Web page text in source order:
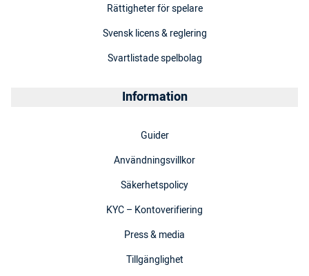
Rättigheter för spelare
Svensk licens & reglering
Svartlistade spelbolag
Information
Guider
Användningsvillkor
Säkerhetspolicy
KYC – Kontoverifiering
Press & media
Tillgänglighet